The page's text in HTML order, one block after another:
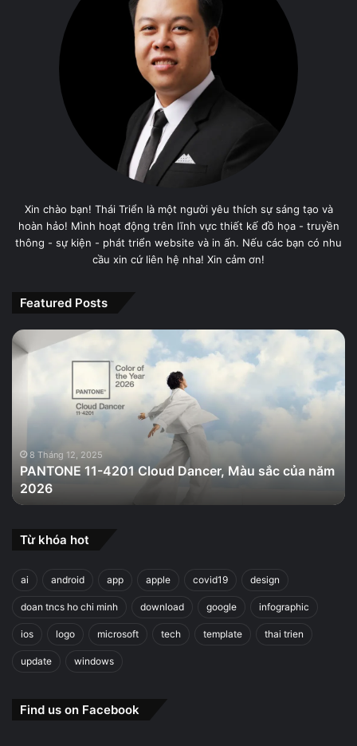
Xin chào bạn! Thái Triển là một người yêu thích sự sáng tạo và
hoàn hảo! Mình hoạt động trên lĩnh vực thiết kế đồ họa - truyền
thông - sự kiện - phát triển website và in ấn. Nếu các bạn có nhu
cầu xin cứ liên hệ nha! Xin cảm ơn!
Featured Posts
PANTONE
11-
Màu
của
năm
2026
8 Tháng 12, 2025
PANTONE 11-4201 Cloud Dancer, Màu sắc của năm
2026
Từ khóa hot
ai android app apple covid19 design
doan tncs ho chi minh download google infographic
ios logo microsoft tech template thai trien
update windows
Find us on Facebook